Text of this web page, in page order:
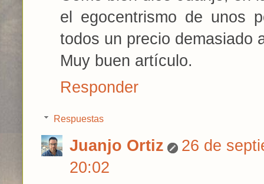
el egocentrismo de unos
todos un precio demasiado
Muy buen artículo.
Responder
Respuestas
Juanjo Ortiz
26 de
20:02